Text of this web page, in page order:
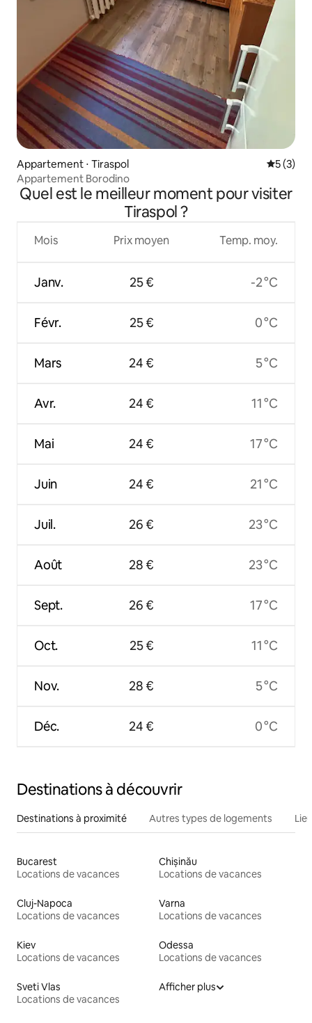
Appartement ⋅ Tiraspol
5 (3)
Appartement Borodino
Quel est le meilleur moment pour visiter
Tiraspol ?
Mois
Janv.
Févr.
Mars
Avr.
Mai
Juin
Juil.
Août
Sept.
Oct.
Nov.
Déc.
Prix moyen
25 €
25 €
24 €
24 €
24 €
24 €
26 €
28 €
26 €
25 €
28 €
24 €
Temp. moy.
-2 °C
0 °C
5 °C
11 °C
17 °C
21 °C
23 °C
23 °C
17 °C
11 °C
5 °C
0 °C
Destinations à découvrir
Destinations à proximité Autres types de logements
Bucarest
Locations de vacances
Chișinău
Locations de vacances
Cluj-Napoca
Locations de vacances
Varna
Locations de vacances
Kiev
Locations de vacances
Odessa
Locations de vacances
Sveti Vlas
Locations de vacances
Afficher plus